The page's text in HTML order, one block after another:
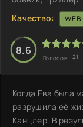
Качество:
8.6
Голосов: 21
Когда Ева была
разрушила её
Канцлер. В